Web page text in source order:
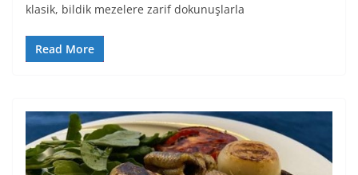
klasik, bildik mezelere zarif dokunuşlarla
Read More